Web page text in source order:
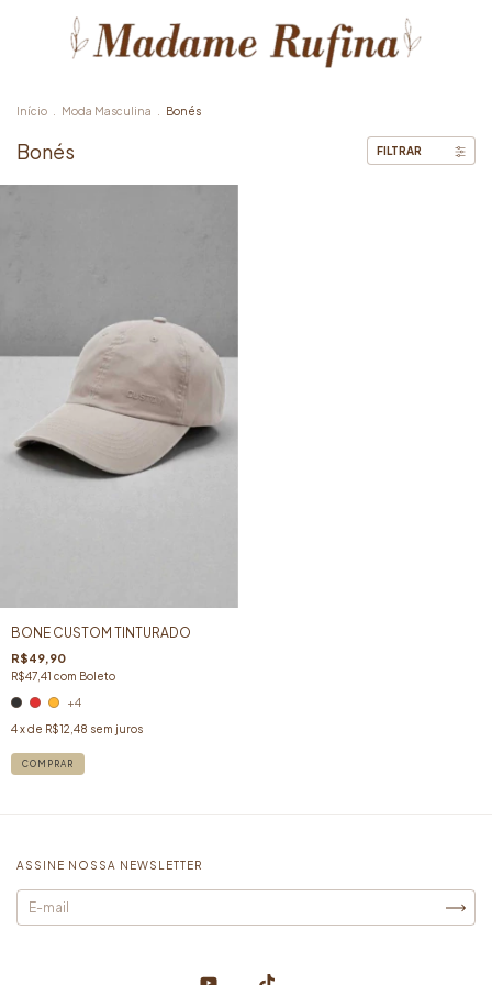
Início Moda Masculina Bonés
Bonés FILTRAR
BONE CUSTOM TINTURADO
R$49,90
R$47,41 com Boleto
+4
4x de R$12,48 sem juros
COMPRAR
ASSINE NOSSA NEWSLETTER